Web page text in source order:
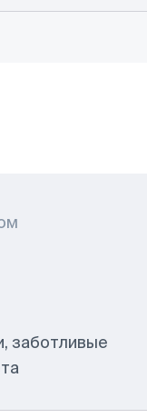
заботливые